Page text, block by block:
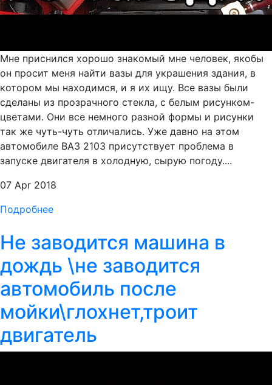
Мне приснился хорошо знакомый мне человек, якобы
он просит меня найти вазы для украшения здания, в
котором мы находимся, и я их ищу. Все вазы были
сделаны из прозрачного стекла, с белым рисунком-
цветами. Они все немного разной формы и рисунки
так же чуть-чуть отличались. Уже давно на этом
автомобиле ВАЗ 2103 присутствует проблема в
запуске двигателя в холодную, сырую погоду....
07 Apr 2018
Подробнее
Не заводится машина в
дождь \не заводится
автомобиль после
мойки\глохнет,троит
двигатель